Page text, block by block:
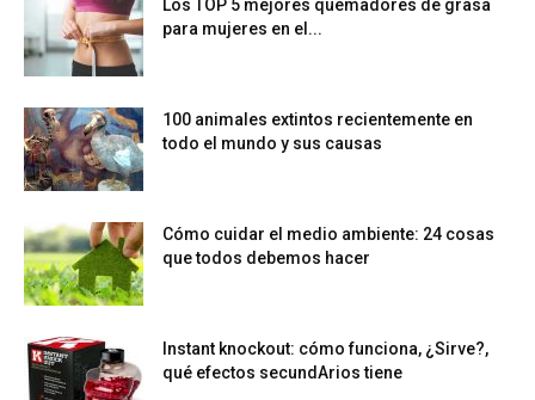
Los TOP 5 mejores quemadores de grasa
para mujeres en el...
100 animales extintos recientemente en
todo el mundo y sus causas
Cómo cuidar el medio ambiente: 24 cosas
que todos debemos hacer
Instant knockout: cómo funciona, ¿Sirve?,
qué efectos secundArios tiene